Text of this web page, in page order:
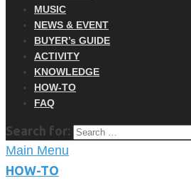
MUSIC
NEWS & EVENT
BUYER’s GUIDE
ACTIVITY
KNOWLEDGE
HOW-TO
FAQ
Search for:
Main Menu
HOW-TO